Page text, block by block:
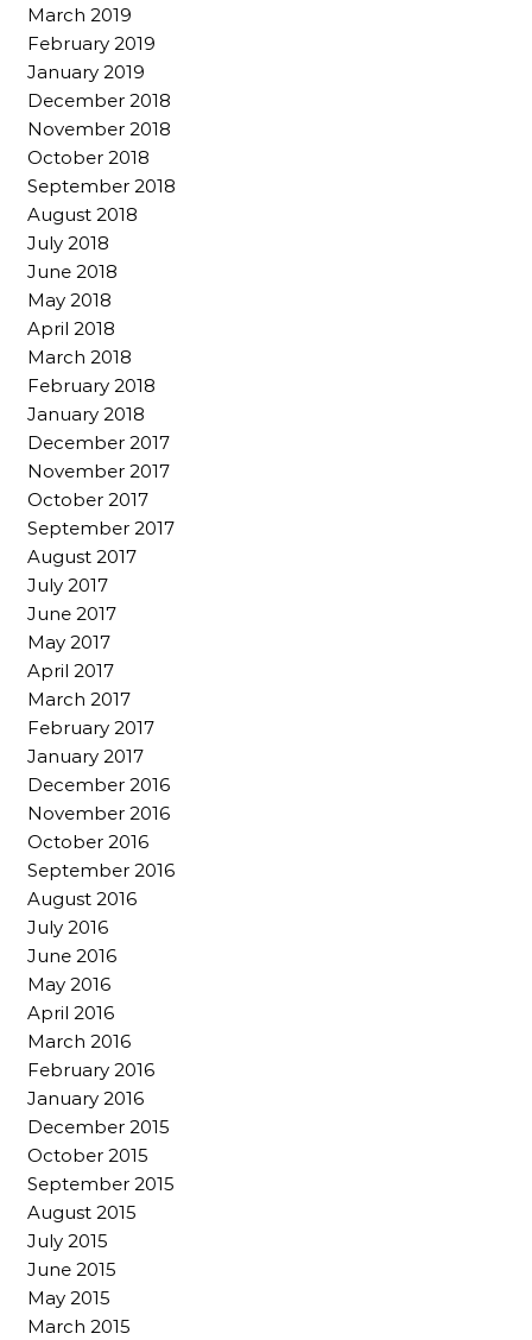
March 2019
February 2019
January 2019
December 2018
November 2018
October 2018
September 2018
August 2018
July 2018
June 2018
May 2018
April 2018
March 2018
February 2018
January 2018
December 2017
November 2017
October 2017
September 2017
August 2017
July 2017
June 2017
May 2017
April 2017
March 2017
February 2017
January 2017
December 2016
November 2016
October 2016
September 2016
August 2016
July 2016
June 2016
May 2016
April 2016
March 2016
February 2016
January 2016
December 2015
October 2015
September 2015
August 2015
July 2015
June 2015
May 2015
March 2015